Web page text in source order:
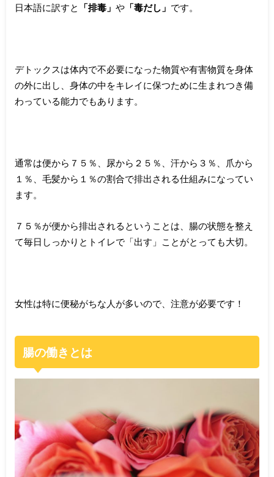
日本語に訳すと 「排毒」 や「毒だし」 です。
デトックスは体内で不必要になった物質や有害物質を身体
の外に出し、身体の中をキレイに保つために生まれつき備
わっている能力でもあります。
通常は便から７５％、尿から２５％、汗から３％、爪から
１％、毛髪から１％の割合で排出される仕組みになってい
ます。
７５％が便から排出されるということは、腸の状態を整え
て毎日しっかりとトイレで「出す」ことがとっても大切。
女性は特に便秘がちな人が多いので、注意が必要です！
腸の働きとは